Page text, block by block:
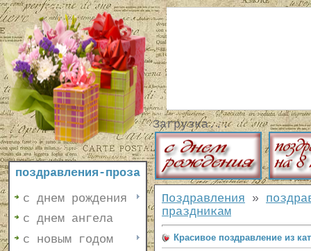
поздравления-проза
с днем рождения
с днем ангела
с новым годом
Загрузка...
Поздравления »
праздникам
Красивое поздравление из